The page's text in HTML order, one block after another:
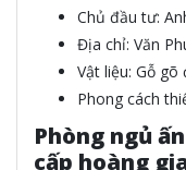
Chủ đầu tư:
Địa chỉ: Văn
Vật liệu: Gỗ
Phong cách
Phòng ngủ
cấp hoàng